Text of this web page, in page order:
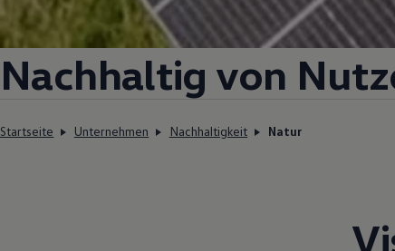
Nachhaltig von
Startseite Unternehmen Nachhaltigkeit Natur